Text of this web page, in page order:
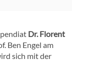
Dr. Florent
Ben Engel am
sich mit der